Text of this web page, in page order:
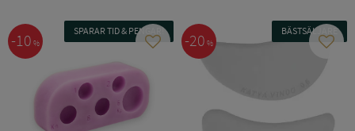
10 %
SPARAR TID & PENGAR!
Lägg till i favoriter
20 %
BÄSTSÄLJARE